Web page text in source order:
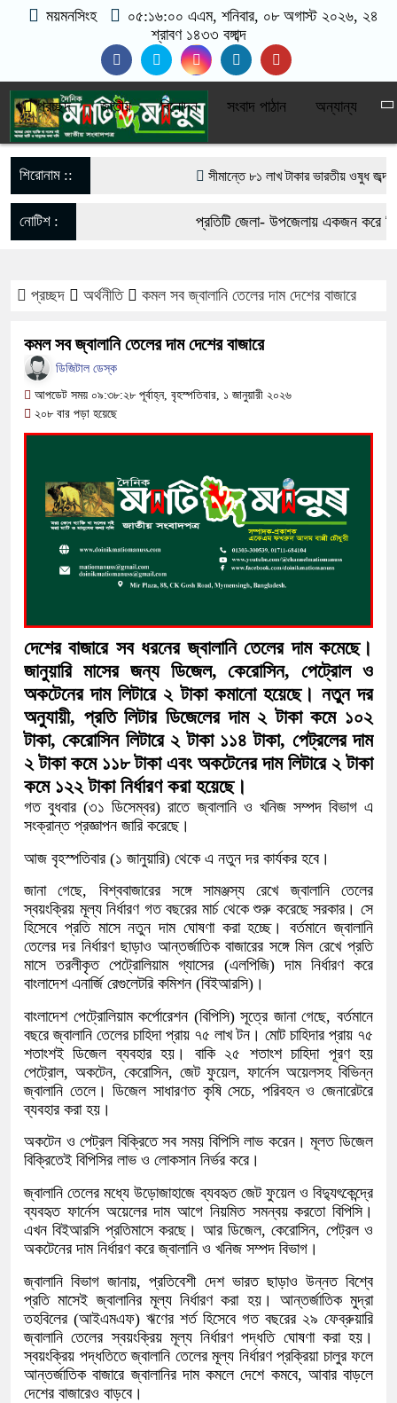
ময়মনসিংহ ০৫:১৬:০০ এএম, শনিবার, ০৮ অগাস্ট ২০২৬, ২৪
শ্রাবণ ১৪৩৩ বঙ্গাব্দ
প্রচ্ছদ জাতীয় বিনোদন সংবাদ পাঠান অন্যান্য
শিরোনাম :: সীমান্তে ৮১ লাখ টাকার ভারতীয় ওষুধ জব্দ
‎ত্রিশালে ‘চলো অভ্যাস বদলাই’ স্লোগানে
ফেরার ঘোষণা
দুর্ভোগে হাজারো মানুষ
অতিবৃষ্টিতে পূর্বধলায় জনজীবন স্থবির, চরম
কালীগঞ্জে মাদকসেবীকে কারাদণ্ড ও অর্থদণ্ড
আওয়ামী লীগ আমলে এক তৃতীয়াংশ অর্থ
বিপাকে জানিয়েছে গভর্নর
সরকারকে ব্যর্থ করতে দেশের বিরুদ্ধে একটি
দেশের বাজারে ফের বড় ধাক্কা: এক লাফে
নোটিশ : প্রতিটি জেলা- উপজেলায় একজন করে
017-11684104, 013-03300539.
প্রচ্ছদ অর্থনীতি কমল সব জ্বালানি তেলের দাম দেশের বাজারে
কমল সব জ্বালানি তেলের দাম দেশের বাজারে
ডিজিটাল ডেস্ক
আপডেট সময় ০৯:৩৮:২৮ পূর্বাহ্ন, বৃহস্পতিবার, ১ জানুয়ারী ২০২৬
২০৮ বার পড়া হয়েছে
দেশের বাজারে সব ধরনের জ্বালানি তেলের দাম কমেছে।
জানুয়ারি মাসের জন্য ডিজেল, কেরোসিন, পেট্রোল ও
অকটেনের দাম লিটারে ২ টাকা কমানো হয়েছে। নতুন দর
অনুযায়ী, প্রতি লিটার ডিজেলের দাম ২ টাকা কমে ১০২
টাকা, কেরোসিন লিটারে ২ টাকা ১১৪ টাকা, পেট্রলের দাম
২ টাকা কমে ১১৮ টাকা এবং অকটেনের দাম লিটারে ২ টাকা
কমে ১২২ টাকা নির্ধারণ করা হয়েছে।
গত বুধবার (৩১ ডিসেম্বর) রাতে জ্বালানি ও খনিজ সম্পদ বিভাগ এ
সংক্রান্ত প্রজ্ঞাপন জারি করেছে।
আজ বৃহস্পতিবার (১ জানুয়ারি) থেকে এ নতুন দর কার্যকর হবে।
জানা গেছে, বিশ্ববাজারের সঙ্গে সামঞ্জস্য রেখে জ্বালানি তেলের
স্বয়ংক্রিয় মূল্য নির্ধারণ গত বছরের মার্চ থেকে শুরু করেছে সরকার। সে
হিসেবে প্রতি মাসে নতুন দাম ঘোষণা করা হচ্ছে। বর্তমানে জ্বালানি
তেলের দর নির্ধারণ ছাড়াও আন্তর্জাতিক বাজারের সঙ্গে মিল রেখে প্রতি
মাসে তরলীকৃত পেট্রোলিয়াম গ্যাসের (এলপিজি) দাম নির্ধারণ করে
বাংলাদেশ এনার্জি রেগুলেটরি কমিশন (বিইআরসি)।
বাংলাদেশ পেট্রোলিয়াম কর্পোরেশন (বিপিসি) সূত্রে জানা গেছে, বর্তমানে
বছরে জ্বালানি তেলের চাহিদা প্রায় ৭৫ লাখ টন। মোট চাহিদার প্রায় ৭৫
শতাংশই ডিজেল ব্যবহার হয়। বাকি ২৫ শতাংশ চাহিদা পূরণ হয়
পেট্রোল, অকটেন, কেরোসিন, জেট ফুয়েল, ফার্নেস অয়েলসহ বিভিন্ন
জ্বালানি তেলে। ডিজেল সাধারণত কৃষি সেচে, পরিবহন ও জেনারেটরে
ব্যবহার করা হয়।
অকটেন ও পেট্রল বিক্রিতে সব সময় বিপিসি লাভ করেন। মূলত ডিজেল
বিক্রিতেই বিপিসির লাভ ও লোকসান নির্ভর করে।
জ্বালানি তেলের মধ্যে উড়োজাহাজে ব্যবহৃত জেট ফুয়েল ও বিদ্যুৎকেন্দ্রে
ব্যবহৃত ফার্নেস অয়েলের দাম আগে নিয়মিত সমন্বয় করতো বিপিসি।
এখন বিইআরসি প্রতিমাসে করছে। আর ডিজেল, কেরোসিন, পেট্রল ও
অকটেনের দাম নির্ধারণ করে জ্বালানি ও খনিজ সম্পদ বিভাগ।
জ্বালানি বিভাগ জানায়, প্রতিবেশী দেশ ভারত ছাড়াও উন্নত বিশ্বে
প্রতি মাসেই জ্বালানির মূল্য নির্ধারণ করা হয়। আন্তর্জাতিক মুদ্রা
তহবিলের (আইএমএফ) ঋণের শর্ত হিসেবে গত বছরের ২৯ ফেব্রুয়ারি
জ্বালানি তেলের স্বয়ংক্রিয় মূল্য নির্ধারণ পদ্ধতি ঘোষণা করা হয়।
স্বয়ংক্রিয় পদ্ধতিতে জ্বালানি তেলের মূল্য নির্ধারণ প্রক্রিয়া চালুর ফলে
আন্তর্জাতিক বাজারে জ্বালানির দাম কমলে দেশে কমবে, আবার বাড়লে
দেশের বাজারেও বাড়বে।